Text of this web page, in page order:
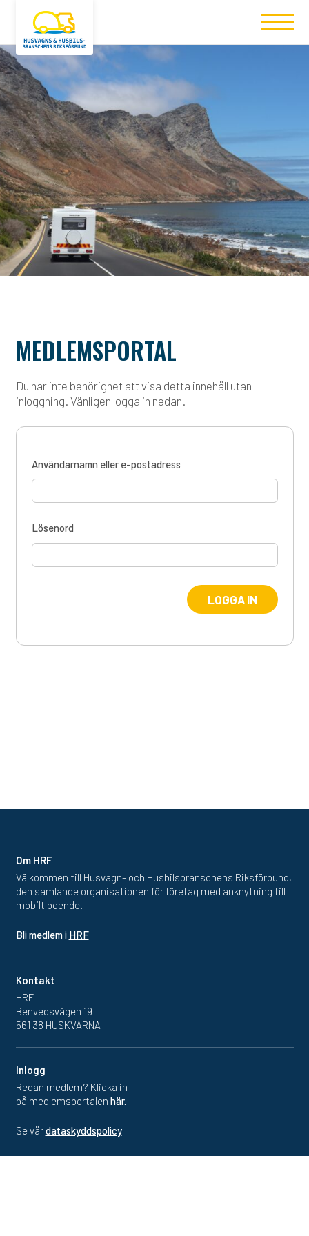
MEDLEMSPORTAL
Du har inte behörighet att visa detta innehåll utan
inloggning. Vänligen logga in nedan.
Användarnamn eller e-postadress
Lösenord
Om HRF
Välkommen till Husvagn- och Husbilsbranschens Riksförbund,
den samlande organisationen för företag med anknytning till
mobilt boende.
Bli medlem i HRF
Kontakt
HRF
Benvedsvägen 19
561 38 HUSKVARNA
Inlogg
Redan medlem? Klicka in
på medlemsportalen här.
Se vårdataskyddspolicy